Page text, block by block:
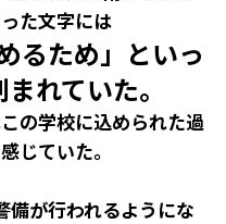
た文字には
るため」といっ
れていた。
の学校に込められた過
じていた。
備が行われるようにな